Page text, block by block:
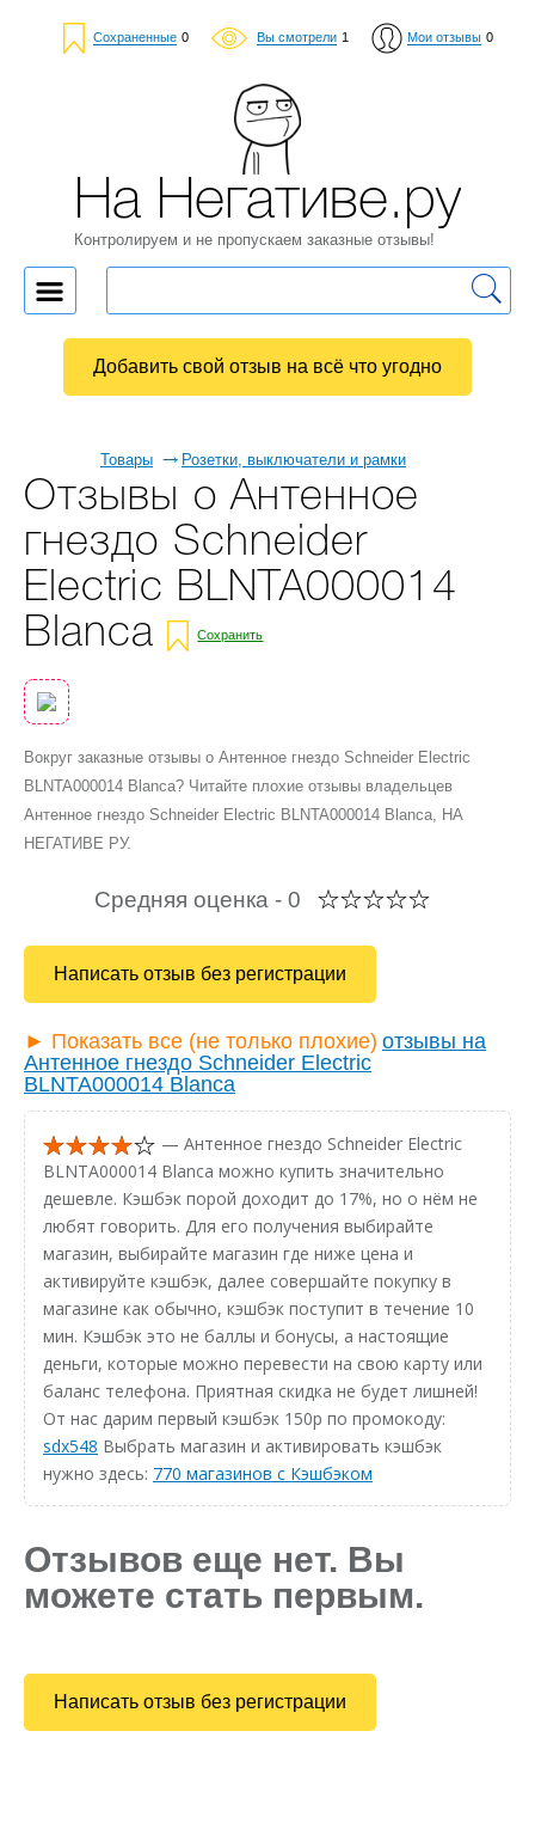
Сохраненные 0 Вы смотрели 1 Мои отзывы 0
Товары Розетки, выключатели и рамки
Отзывы о Антенное
гнездо Schneider
Electric BLNTA000014
Blanca
Сохранить
Вокруг заказные отзывы о Антенное гнездо Schneider Electric
BLNTA000014 Blanca? Читайте плохие отзывы владельцев
Антенное гнездо Schneider Electric BLNTA000014 Blanca, НА
НЕГАТИВЕ РУ.
Средняя оценка - 0
Написать отзыв без регистрации
► Показать все (не только плохие) отзывы на
Антенное гнездо Schneider Electric
BLNTA000014 Blanca
— Антенное гнездо Schneider Electric
BLNTA000014 Blanca можно купить значительно
дешевле. Кэшбэк порой доходит до 17%, но о нём не
любят говорить. Для его получения выбирайте
магазин, выбирайте магазин где ниже цена и
активируйте кэшбэк, далее совершайте покупку в
магазине как обычно, кэшбэк поступит в течение 10
мин. Кэшбэк это не баллы и бонусы, а настоящие
деньги, которые можно перевести на свою карту или
баланс телефона. Приятная скидка не будет лишней!
От нас дарим первый кэшбэк 150р по промокоду:
sdx548 Выбрать магазин и активировать кэшбэк
нужно здесь: 770 магазинов с Кэшбэком
Отзывов еще нет. Вы
можете стать первым.
Написать отзыв без регистрации
На Негативе.ру
Контролируем и не пропускаем заказные отзывы!
Добавить свой отзыв на всё что угодно